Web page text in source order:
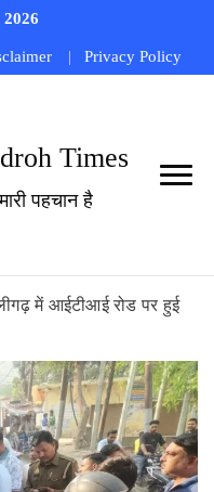
Privacy Policy
Times
पहचान है
में आईटीआई रोड पर हुई